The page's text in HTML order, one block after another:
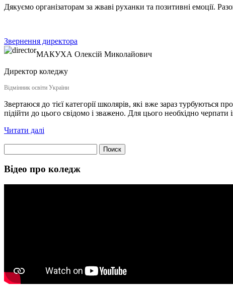
Дякуємо організаторам за жваві руханки та позитивні емоції.
Звернення директора
МАКУХА Олексій Миколайович
Директор коледжу
Відмінник освіти України
Звертаюся до тієї категорії школярів, які вже зараз
підійти до цього свідомо і зважено. Для цього необхідно
Читати далі
Відео про коледж